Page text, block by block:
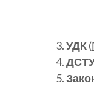
УДК(